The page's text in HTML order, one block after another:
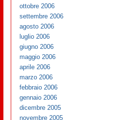
ottobre 2006
settembre 2006
agosto 2006
luglio 2006
giugno 2006
maggio 2006
aprile 2006
marzo 2006
febbraio 2006
gennaio 2006
dicembre 2005
novembre 2005